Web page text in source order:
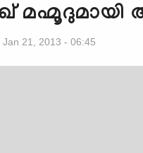
Jan 21, 2013 - 06:45